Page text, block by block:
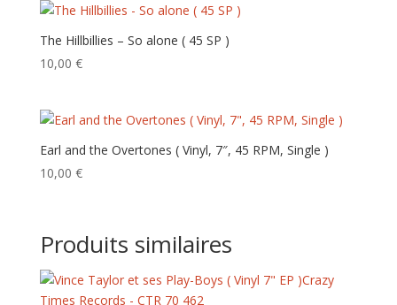
The Hillbillies – So alone ( 45 SP )
10,00 €
Earl and the Overtones ( Vinyl, 7″, 45 RPM, Single )
10,00 €
Produits similaires